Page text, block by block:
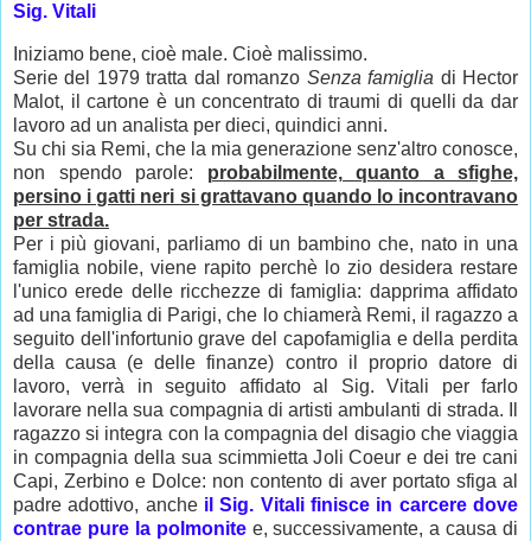
Sig. Vitali
Iniziamo bene, cioè male. Cioè malissimo.
Serie del 1979 tratta dal romanzo Senza famiglia di Hector
Malot, il cartone è un concentrato di traumi di quelli da dar
lavoro ad un analista per dieci, quindici anni.
Su chi sia Remi, che la mia generazione senz'altro conosce,
non spendo parole: probabilmente, quanto a sfighe,
persino i gatti neri si grattavano quando lo incontravano
per strada.
Per i più giovani, parliamo di un bambino che, nato in una
famiglia nobile, viene rapito perchè lo zio desidera restare
l'unico erede delle ricchezze di famiglia: dapprima affidato
ad una famiglia di Parigi, che lo chiamerà Remi, il ragazzo a
seguito dell'infortunio grave del capofamiglia e della perdita
della causa (e delle finanze) contro il proprio datore di
lavoro, verrà in seguito affidato al Sig. Vitali per farlo
lavorare nella sua compagnia di artisti ambulanti di strada. Il
ragazzo si integra con la compagnia del disagio che viaggia
in compagnia della sua scimmietta Joli Coeur e dei tre cani
Capi, Zerbino e Dolce: non contento di aver portato sfiga al
padre adottivo, anche il Sig. Vitali finisce in carcere dove
contrae pure la polmonitee, successivamente, a causa di